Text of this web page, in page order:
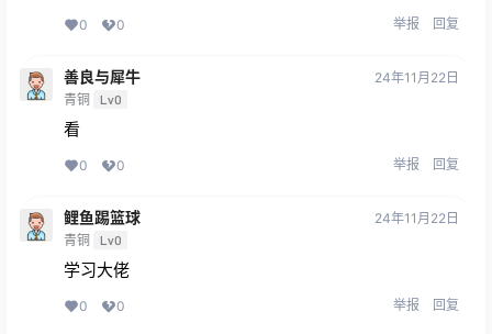
0 0 举报 回复
善良与犀牛
青铜 Lv0
24年11月22日
看
0 0 举报 回复
鲤鱼踢篮球
青铜 Lv0
24年11月22日
学习大佬
0 0 举报 回复